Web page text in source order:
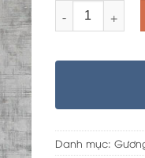
Số lượng
Danh mục: